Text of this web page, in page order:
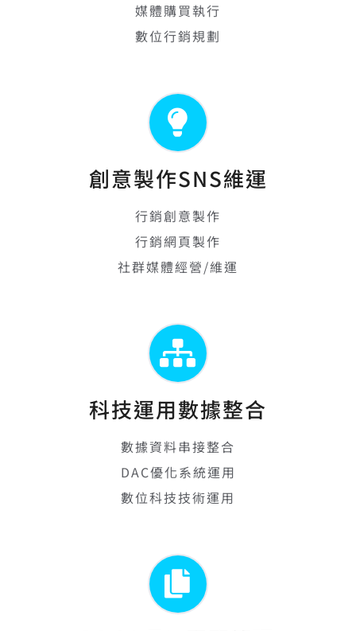
媒體購買執行
數位行銷規劃
創意製作SNS維運
行銷創意製作
行銷網頁製作
社群媒體經營/維運
科技運用數據整合
數據資料串接整合
DAC優化系統運用
數位科技技術運用